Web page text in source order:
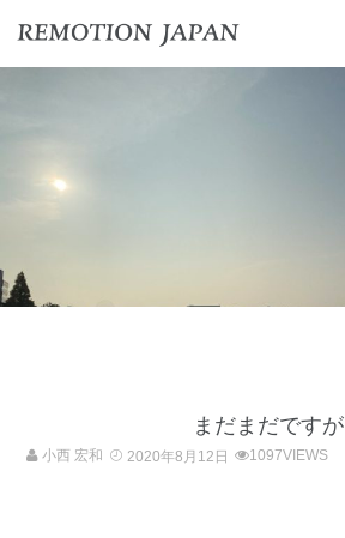
まだまだですが
小西 宏和 2020年8月12日 1097VIEWS